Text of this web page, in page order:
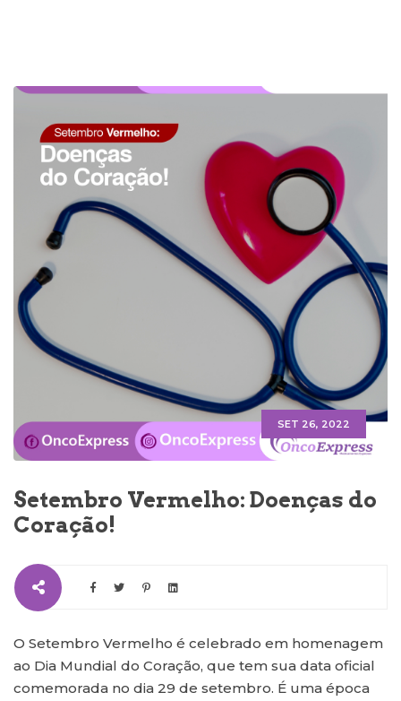
SET 26, 2022
Setembro Vermelho: Doenças do
Coração!
O Setembro Vermelho é celebrado em homenagem
ao Dia Mundial do Coração, que tem sua data oficial
comemorada no dia 29 de setembro. É uma época